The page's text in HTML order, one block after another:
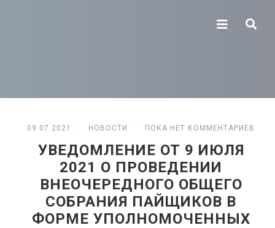
09.07.2021 · НОВОСТИ · ПОКА НЕТ КОММЕНТАРИЕВ
УВЕДОМЛЕНИЕ ОТ 9 ИЮЛЯ
2021 О ПРОВЕДЕНИИ
ВНЕОЧЕРЕДНОГО ОБЩЕГО
СОБРАНИЯ ПАЙЩИКОВ В
ФОРМЕ УПОЛНОМОЧЕННЫХ